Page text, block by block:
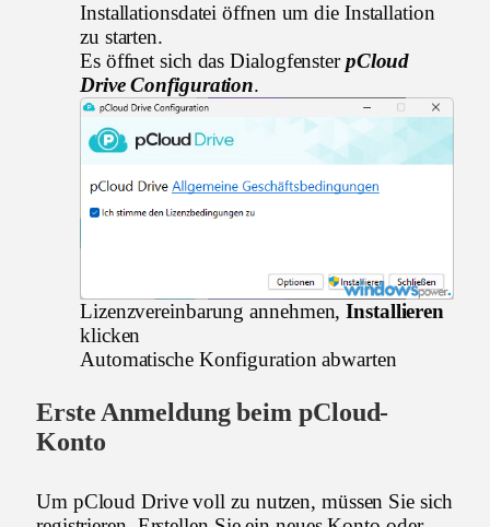
Installationsdatei öffnen um die Installation
zu starten.
Es öffnet sich das DialogfensterpCloud
Drive Configuration.
Lizenzvereinbarung annehmen,Installieren
klicken
Automatische Konfiguration abwarten
Erste Anmeldung beim pCloud-
Konto
Um pCloud Drive voll zu nutzen, müssen Sie sich